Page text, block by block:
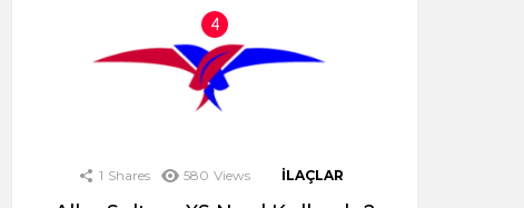
1 Shares 580 Views İLAÇLAR